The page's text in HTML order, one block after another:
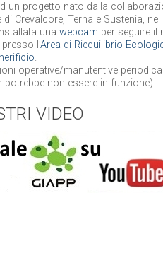
un progetto nato dalla
di Crevalcore, Terna e Sustenia,
unawebcam per seguire il
l’Area di Riequilibrio
.
operative/manutentive
potrebbe non essere in funzione)
VIDEO